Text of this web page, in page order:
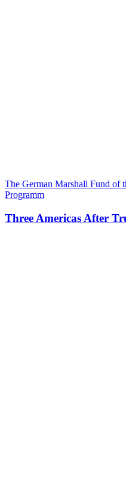
The German Marshall Fund of
Programm
Three Americas After